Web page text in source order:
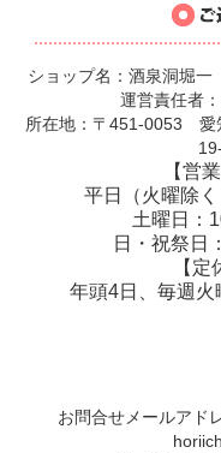
ショップ名：酒泉洞堀一
運営責任者
所在地：〒451-0053 愛
【営
平日（火曜除
土曜日：
日・祝祭日
【定
年頭4日、毎週火
お問合せメールアド